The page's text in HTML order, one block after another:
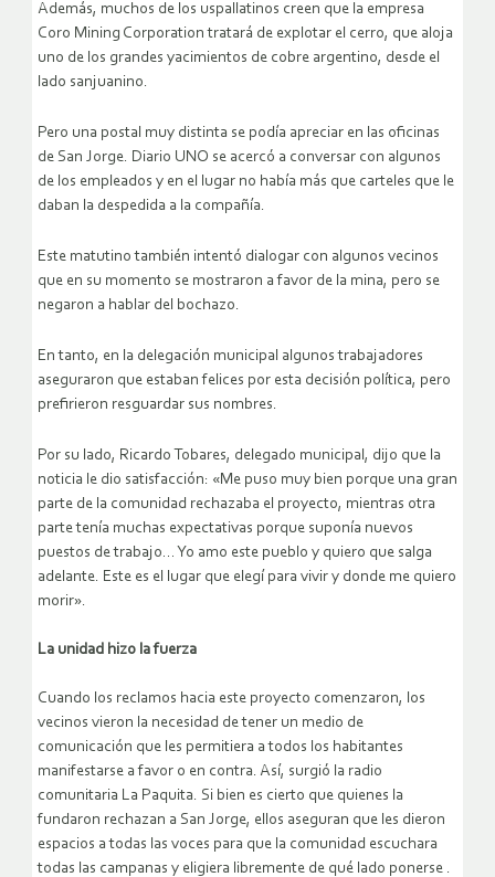
Además, muchos de los uspallatinos creen que la empresa
Coro Mining Corporation tratará de explotar el cerro, que aloja
uno de los grandes yacimientos de cobre argentino, desde el
lado sanjuanino.
Pero una postal muy distinta se podía apreciar en las oficinas
de San Jorge. Diario UNO se acercó a conversar con algunos
de los empleados y en el lugar no había más que carteles que le
daban la despedida a la compañía.
Este matutino también intentó dialogar con algunos vecinos
que en su momento se mostraron a favor de la mina, pero se
negaron a hablar del bochazo.
En tanto, en la delegación municipal algunos trabajadores
aseguraron que estaban felices por esta decisión política, pero
prefirieron resguardar sus nombres.
Por su lado, Ricardo Tobares, delegado municipal, dijo que la
noticia le dio satisfacción: «Me puso muy bien porque una gran
parte de la comunidad rechazaba el proyecto, mientras otra
parte tenía muchas expectativas porque suponía nuevos
puestos de trabajo… Yo amo este pueblo y quiero que salga
adelante. Este es el lugar que elegí para vivir y donde me quiero
morir».
La unidad hizo la fuerza
Cuando los reclamos hacia este proyecto comenzaron, los
vecinos vieron la necesidad de tener un medio de
comunicación que les permitiera a todos los habitantes
manifestarse a favor o en contra. Así, surgió la radio
comunitaria La Paquita. Si bien es cierto que quienes la
fundaron rechazan a San Jorge, ellos aseguran que les dieron
espacios a todas las voces para que la comunidad escuchara
todas las campanas y eligiera libremente de qué lado ponerse .